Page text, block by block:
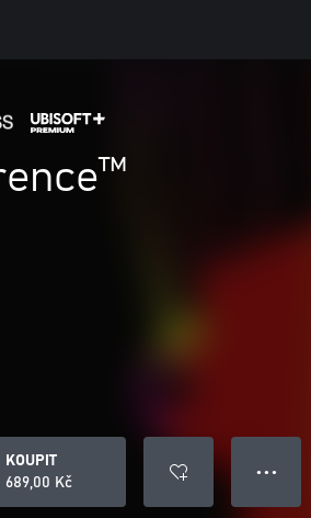
KOUPIT
689,00 Kč
● ● ●